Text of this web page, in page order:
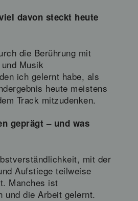
davon steckt heute
die Berührung mit
Musik
ich gelernt habe, als
heute meistens
Track mitzudenken.
geprägt – und was
mit der
Aufstiege teilweise
Manches ist
und die Arbeit gelernt.